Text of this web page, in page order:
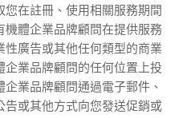
在註冊、使用相關服務期間
體企業品牌顧問在提供服務
廣告或其他任何類型的商業
業品牌顧問的任何位置上投
業品牌顧問通過電子郵件、
或其他方式向您發送促銷或